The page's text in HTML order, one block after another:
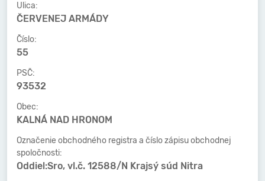
Ulica:
ČERVENEJ ARMÁDY
Číslo:
55
PSČ:
93532
Obec:
KALNÁ NAD HRONOM
Označenie obchodného registra a číslo zápisu obchodnej
spoločnosti:
Oddiel:Sro, vl.č. 12588/N Krajsý súd Nitra